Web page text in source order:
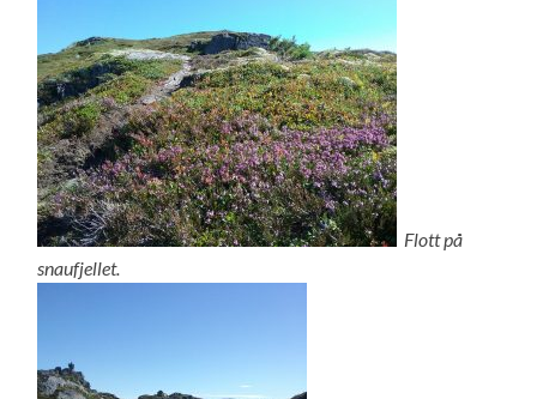
Flott på
snaufjellet.